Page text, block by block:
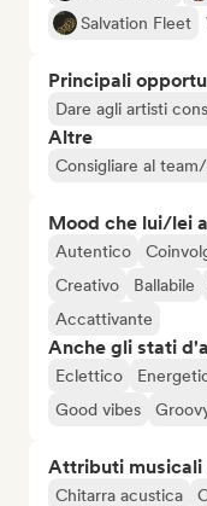
Salvation Fleet
Principali
Dare agli artisti
Altre
Consigliare al
Mood che lui/lei
Autentico
Creativo
Ballabile
Accattivante
Anche gli stati
Eclettico
Good vibes
Attributi musicali
Chitarra acustica